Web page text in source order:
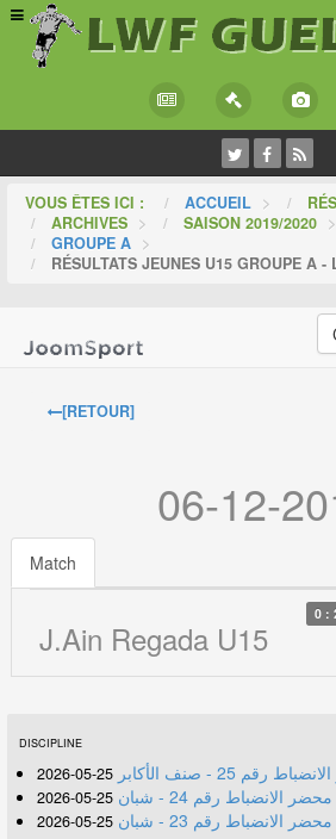
VOUS ÊTES ICI : ACCUEIL >
ARCHIVES > SAISON 2019/2020 >
GROUPE A >
RÉSULTATS JEUNES U15 GROUPE A -
[RETOUR]
06-12-
Match
J.Ain Regada U15
0 :
DISCIPLINE
رقم 25 - صنف الأكابر 25-05-2026
محضر الانضباط رقم 24 - شبان 25-05-2026
محضر الانضباط رقم 23 - شبان 25-05-2026